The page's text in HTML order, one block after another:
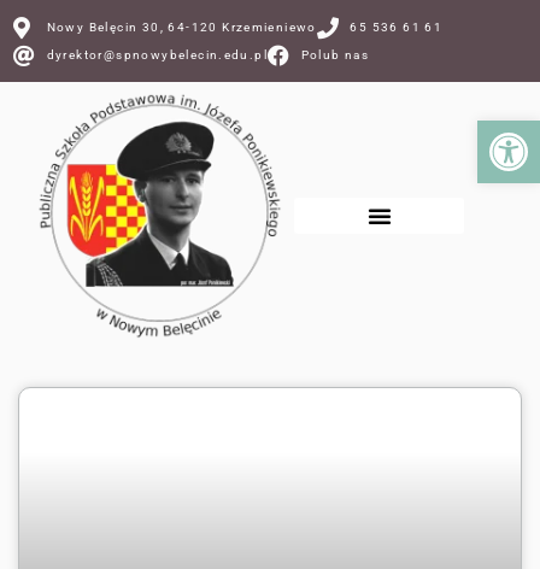
Nowy Belęcin 30, 64-120 Krzemieniewo 65 536 61 61
dyrektor@spnowybelecin.edu.pl Polub nas